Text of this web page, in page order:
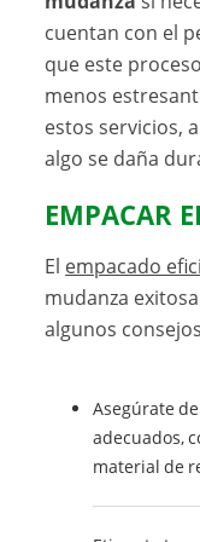
cuentan con el
que este
menos
estos servicios,
algo se daña
EMPACAR
El empacado
mudanza
algunos
Asegúrate
adecuados,
material de